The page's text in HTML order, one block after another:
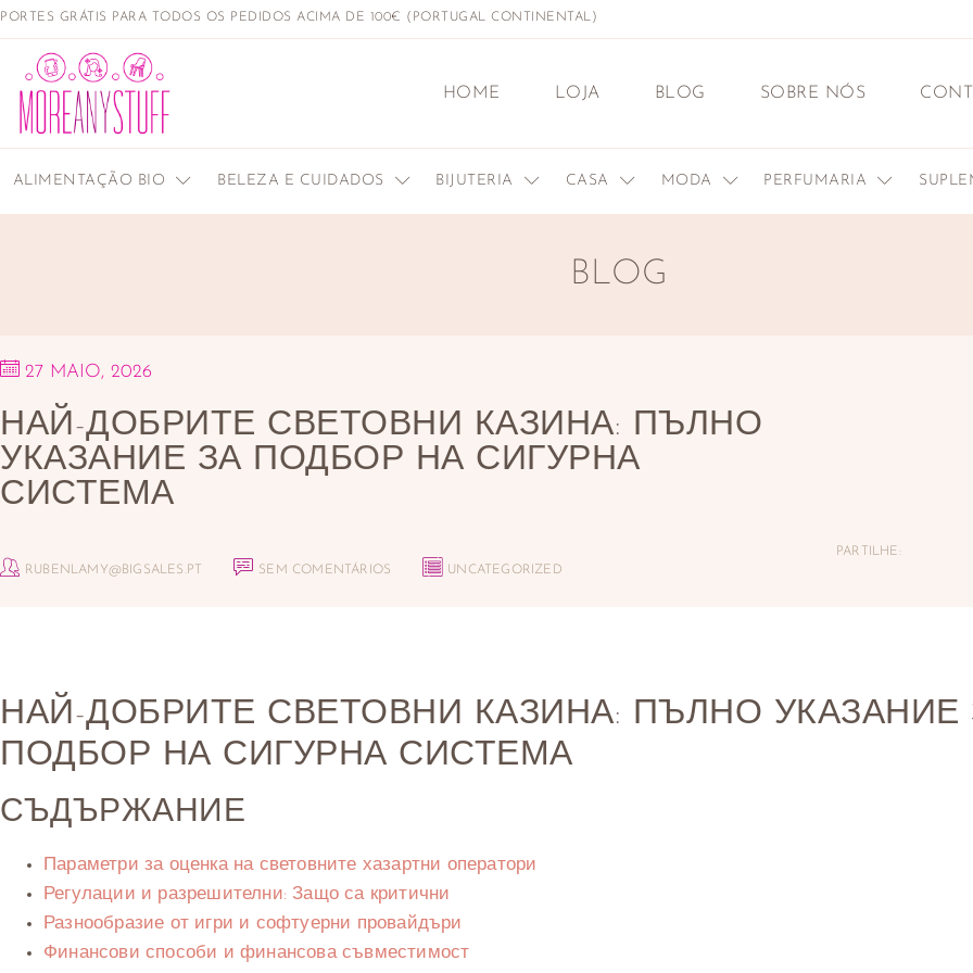
PORTES GRÁTIS PARA TODOS OS PEDIDOS ACIMA DE 100€ (PORTUGAL CONTINENTAL)
HOME LOJA BLOG SOBRE NÓS
ALIMENTAÇÃO BIO BELEZA E CUIDADOS BIJUTERIA CASA MODA PERFUMARIA
BLOG
27 MAIO, 2026
НАЙ-ДОБРИТЕ СВЕТОВНИ КАЗИНА: ПЪЛНО
УКАЗАНИЕ ЗА ПОДБОР НА СИГУРНА
СИСТЕМА
RUBENLAMY@BIGSALES.PT SEM COMENTÁRIOS UNCATEGORIZED
PARTILHE:
НАЙ-ДОБРИТЕ СВЕТОВНИ КАЗИНА: ПЪЛНО УКАЗАНИЕ
ПОДБОР НА СИГУРНА СИСТЕМА
СЪДЪРЖАНИЕ
Параметри за оценка на световните хазартни оператори
Регулации и разрешителни: Защо са критични
Разнообразие от игри и софтуерни провайдъри
Финансови способи и финансова съвместимост